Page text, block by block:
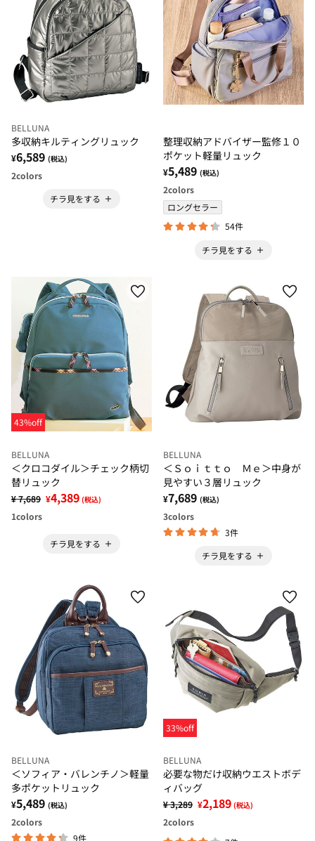
BELLUNA
多収納キルティングリュック
¥6,589 (税込)
2colors
チラ見をする
整理収納アドバイザー監修１０
ポケット軽量リュック
¥5,489 (税込)
2colors
ロングセラー
54件
チラ見をする
43%off
BELLUNA
＜クロコダイル＞チェック柄切
替リュック
¥ 7,689 ¥4,389 (税込)
1colors
チラ見をする
BELLUNA
＜Ｓｏｉｔｔｏ Ｍｅ＞中身が
見やすい３層リュック
¥7,689 (税込)
3colors
3件
チラ見をする
BELLUNA
＜ソフィア・バレンチノ＞軽量
多ポケットリュック
¥5,489 (税込)
2colors
9件
33%off
BELLUNA
必要な物だけ収納ウエストボデ
ィバッグ
¥ 3,289 ¥2,189 (税込)
2colors